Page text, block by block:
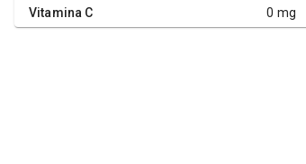
Vitamina C 0 mg